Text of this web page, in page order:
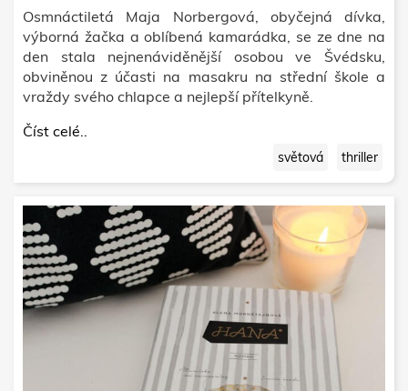
Osmnáctiletá Maja Norbergová, obyčejná dívka,
výborná žačka a oblíbená kamarádka, se ze dne na
den stala nejnenáviděnější osobou ve Švédsku,
obviněnou z účasti na masakru na střední škole a
vraždy svého chlapce a nejlepší přítelkyně.
Číst celé..
světová thriller